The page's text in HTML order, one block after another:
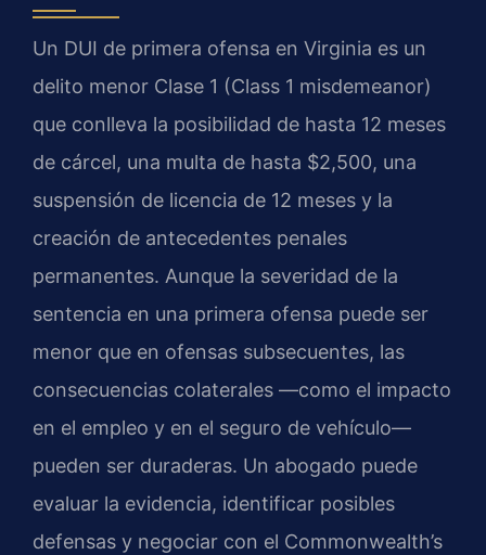
Un DUI de primera ofensa en Virginia es un
delito menor Clase 1 (Class 1 misdemeanor)
que conlleva la posibilidad de hasta 12 meses
de cárcel, una multa de hasta $2,500, una
suspensión de licencia de 12 meses y la
creación de antecedentes penales
permanentes. Aunque la severidad de la
sentencia en una primera ofensa puede ser
menor que en ofensas subsecuentes, las
consecuencias colaterales —como el impacto
en el empleo y en el seguro de vehículo—
pueden ser duraderas. Un abogado puede
evaluar la evidencia, identificar posibles
defensas y negociar con el Commonwealth’s